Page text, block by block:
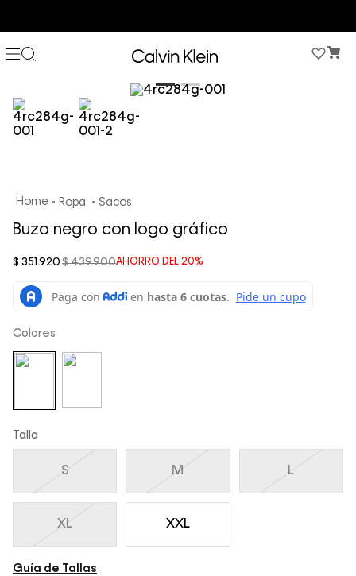
Ropa Sacos
Buzo negro con logo gráfico
AHORRO DEL 20%
$ 439.900
$ 351 .920
Colores
Talla
S M L
XL XXL
Guía de Tallas